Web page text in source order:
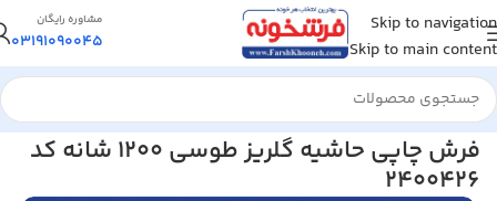
Skip to navigation
Skip to main content
مشاوره رایگان
03191090045
خانه/فرش کلاریس
فرش چاپی حاشیه گلریز طوسی 1200 شانه کد
2400426